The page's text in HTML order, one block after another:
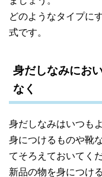
どのようなタイプに
式です。
身だしなみにお
なく
身だしなみはいつも
身につけるものや靴
てそろえておいてく
新品の物を身につけ